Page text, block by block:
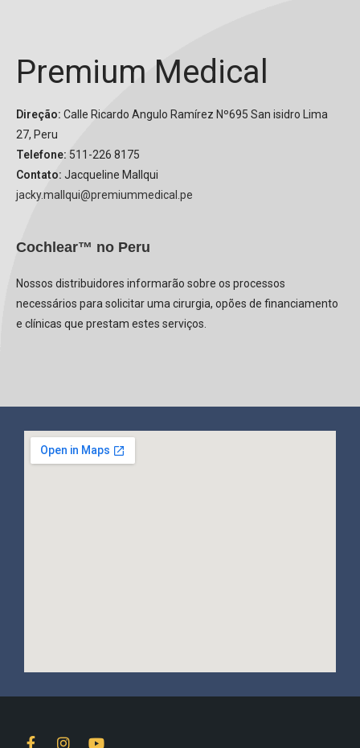
Premium Medical
Direção: Calle Ricardo Angulo Ramírez Nº695 San isidro Lima
27, Peru
Telefone: 511-226 8175
Contato: Jacqueline Mallqui
jacky.mallqui@premiummedical.pe
Cochlear™ no Peru
Nossos distribuidores informarão sobre os processos
necessários para solicitar uma cirurgia, opões de financiamento
e clínicas que prestam estes serviços.